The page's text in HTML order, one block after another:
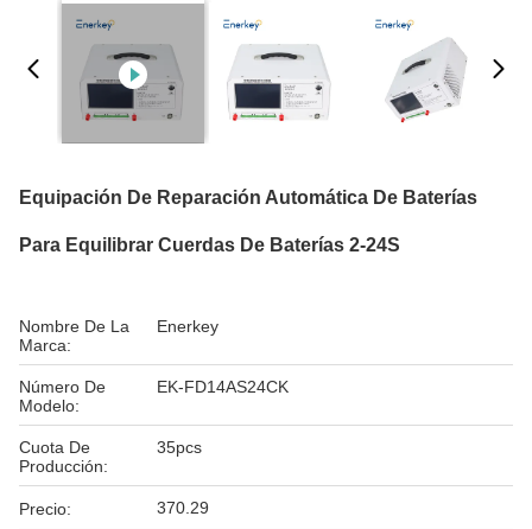
Equipación De Reparación Automática De Baterías
Para Equilibrar Cuerdas De Baterías 2-24S
Nombre De La
Marca:
Enerkey
Número De
Modelo:
EK-FD14AS24CK
Cuota De
Producción:
35pcs
Precio: 370.29